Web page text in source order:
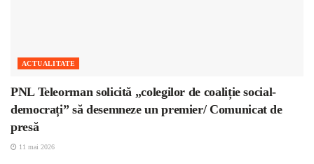
ACTUALITATE
PNL Teleorman solicită „colegilor de coaliție social-
democrați” să desemneze un premier/ Comunicat de
presă
11 mai 2026